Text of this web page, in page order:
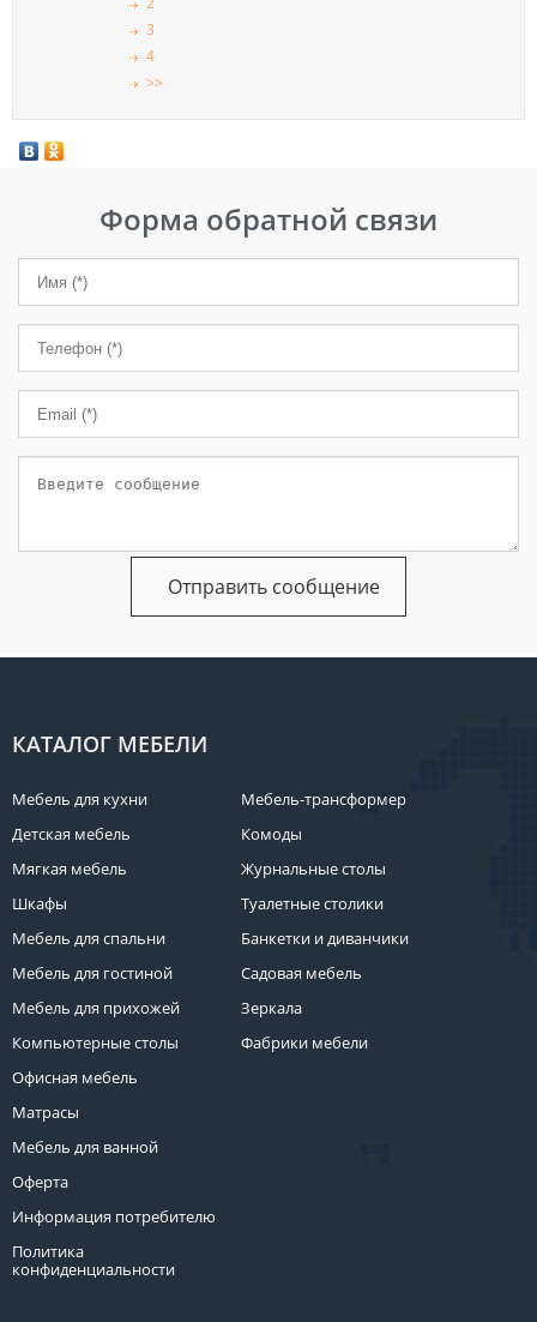
3
4
>>
Форма обратной связи
КАТАЛОГ МЕБЕЛИ
Мебель для кухни
Детская мебель
Мягкая мебель
Шкафы
Мебель для спальни
Мебель для гостиной
Мебель для прихожей
Компьютерные столы
Офисная мебель
Матрасы
Мебель для ванной
Оферта
Информация потребителю
Политика
конфиденциальности
Мебель-трансформер
Комоды
Журнальные столы
Туалетные столики
Банкетки и диванчики
Садовая мебель
Зеркала
Фабрики мебели